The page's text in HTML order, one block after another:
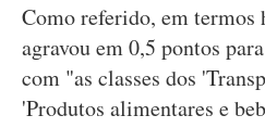
Como referido, em termos
agravou em 0,5 pontos
com "as classes dos
'Produtos alimentares e